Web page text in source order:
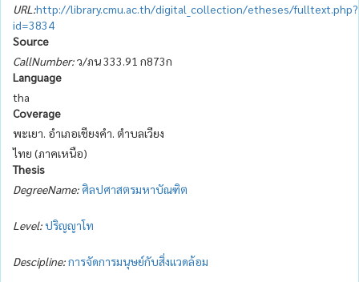
URL:http://library.cmu.ac.th/digital_collection/etheses/fulltext.php?
id=3834
Source
CallNumber:ว/ภน 333.91 ก873ก
Language
tha
Coverage
พะเยา. อำเภอเชียงคำ. ตำบลเวียง
ไทย (ภาคเหนือ)
Thesis
DegreeName: ศิลปศาสตรมหาบัณฑิต
Level:ปริญญาโท
Descipline:การจัดการมนุษย์กับสิ่งแวดล้อม